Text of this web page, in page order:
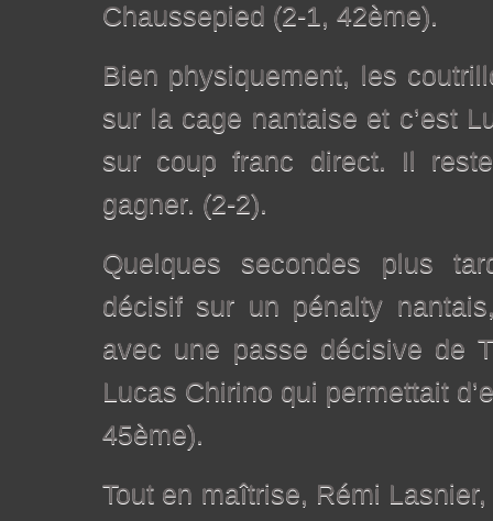
Chaussepied (2-1, 42ème).
Bien physiquement, les
sur la cage nantaise et c’est
sur coup franc direct. Il
gagner. (2-2).
Quelques secondes plus
décisif sur un pénalty
avec une passe décisive de
Lucas Chirino qui permettait
45ème).
Tout en maîtrise, Rémi